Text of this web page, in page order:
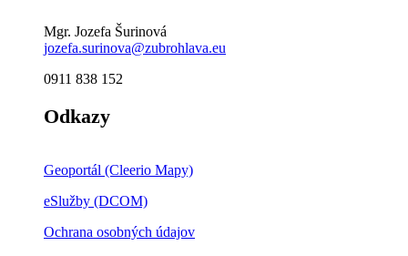
Mgr. Jozefa Šurinová
jozefa.surinova@zubrohlava.eu
0911 838 152
Odkazy
Geoportál (Cleerio Mapy)
eSlužby (DCOM)
Ochrana osobných údajov